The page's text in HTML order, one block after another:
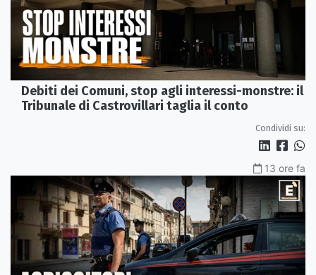
Debiti dei Comuni, stop agli interessi-monstre: il
Tribunale di Castrovillari taglia il conto
Condividi su:
13 ore fa